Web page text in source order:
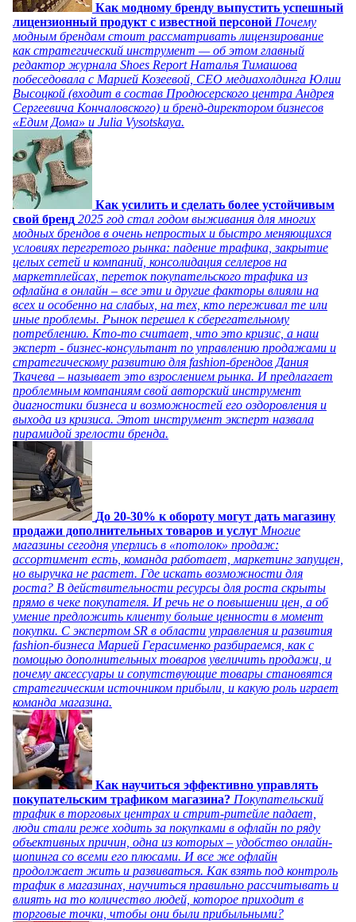
Как модному бренду выпустить успешный
лицензионный продукт с известной персоной Почему
модным брендам стоит рассматривать лицензирование
как стратегический инструмент — об этом главный
редактор журнала Shoes Report Наталья Тимашова
побеседовала с Марией Козеевой, СЕО медиахолдинга Юлии
Высоцкой (входит в состав Продюсерского центра Андрея
Сергеевича Кончаловского) и бренд-директором бизнесов
«Едим Дома» и Julia Vysotskaya.
Как усилить и сделать более устойчивым
свой бренд 2025 год стал годом выживания для многих
модных брендов в очень непростых и быстро меняющихся
условиях перегретого рынка: падение трафика, закрытие
целых сетей и компаний, консолидация селлеров на
маркетплейсах, переток покупательского трафика из
офлайна в онлайн – все эти и другие факторы влияли на
всех и особенно на слабых, на тех, кто переживал те или
иные проблемы. Рынок перешел к сберегательному
потреблению. Кто-то считает, что это кризис, а наш
эксперт - бизнес-консультант по управлению продажами и
стратегическому развитию для fashion-брендов Дания
Ткачева – называет это взрослением рынка. И предлагает
проблемным компаниям свой авторский инструмент
диагностики бизнеса и возможностей его оздоровления и
выхода из кризиса. Этот инструмент эксперт назвала
пирамидой зрелости бренда.
До 20-30% к обороту могут дать магазину
продажи дополнительных товаров и услуг Многие
магазины сегодня уперлись в «потолок» продаж:
ассортимент есть, команда работает, маркетинг запущен,
но выручка не растет. Где искать возможности для
роста? В действительности ресурсы для роста скрыты
прямо в чеке покупателя. И речь не о повышении цен, а об
умение предложить клиенту больше ценности в момент
покупки. С экспертом SR в области управления и развития
fashion-бизнеса Марией Герасименко разбираемся, как с
помощью дополнительных товаров увеличить продажи, и
почему аксессуары и сопутствующие товары становятся
стратегическим источником прибыли, и какую роль играет
команда магазина.
Как научиться эффективно управлять
покупательским трафиком магазина? Покупательский
трафик в торговых центрах и стрит-ритейле падает,
люди стали реже ходить за покупками в офлайн по ряду
объективных причин, одна из которых – удобство онлайн-
шопинга со всеми его плюсами. И все же офлайн
продолжает жить и развиваться. Как взять под контроль
трафик в магазинах, научиться правильно рассчитывать и
влиять на то количество людей, которое приходит в
торговые точки, чтобы они были прибыльными?